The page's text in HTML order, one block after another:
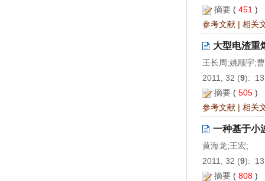
摘要 ( 451 )
参考文献 | 相关
大型电渣重
王长周;姚顺宇;
2011, 32 (9):
摘要 ( 505 )
参考文献 | 相关
一种基于小
黄海龙;王宏;
2011, 32 (9):
摘要 ( 808 )